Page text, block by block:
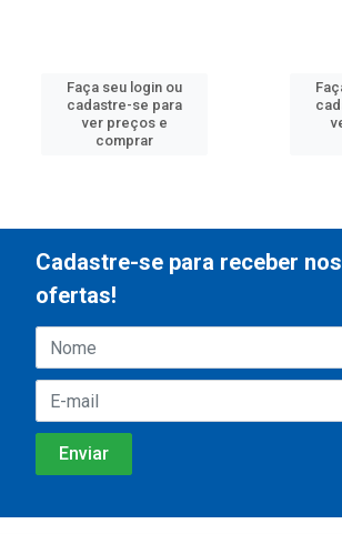
Faça seu login ou
cadastre-se para
ver preços e
comprar
Cadastre-se para receber
ofertas!